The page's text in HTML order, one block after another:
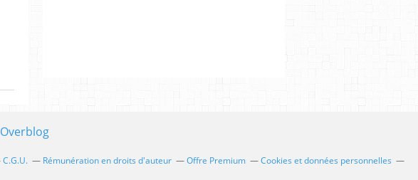
Overblog
C.G.U. Rémunération en droits d'auteur Offre Premium
Cookies et données personnelles